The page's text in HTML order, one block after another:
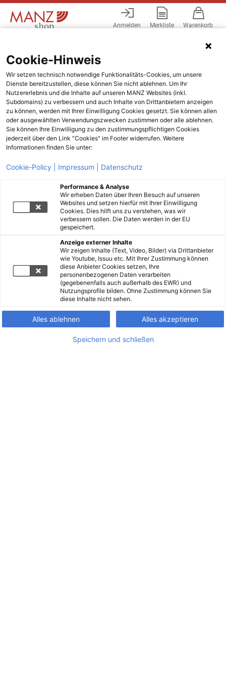
Anmelden Merkliste Warenkorb
Cookie-Hinweis
Wir setzen technisch notwendige Funktionalitäts-Cookies, um unsere
Dienste bereitzustellen, diese können Sie nicht ablehnen. Um Ihr
Nutzererlebnis und die Inhalte auf unseren MANZ Websites (inkl.
Subdomains) zu verbessern und auch Inhalte von Drittanbietern anzeigen
zu können, werden mit Ihrer Einwilligung Cookies gesetzt. Sie können allen
oder ausgewählten Verwendungszwecken zustimmen oder alle ablehnen.
Sie können Ihre Einwilligung zu den zustimmungspflichtigen Cookies
jederzeit über den Link "Cookies" im Footer widerrufen. Weitere
Informationen finden Sie unter:
Cookie-Policy | Impressum | Datenschutz
Performance & Analyse
Wir erheben Daten über Ihren Besuch auf unseren
Websites und setzen hierfür mit Ihrer Einwilligung
Cookies. Dies hilft uns zu verstehen, was wir
verbessern sollen. Die Daten werden in der EU
gespeichert.
Anzeige externer Inhalte
Wir zeigen Inhalte (Text, Video, Bilder) via Drittanbieter
wie Youtube, Issuu etc. Mit Ihrer Zustimmung können
diese Anbieter Cookies setzen, Ihre
personenbezogenen Daten verarbeiten
(gegebenenfalls auch außerhalb des EWR) und
Nutzungsprofile bilden. Ohne Zustimmung können Sie
diese Inhalte nicht sehen.
Alles ablehnen Alles akzeptieren
Speichern und schließen